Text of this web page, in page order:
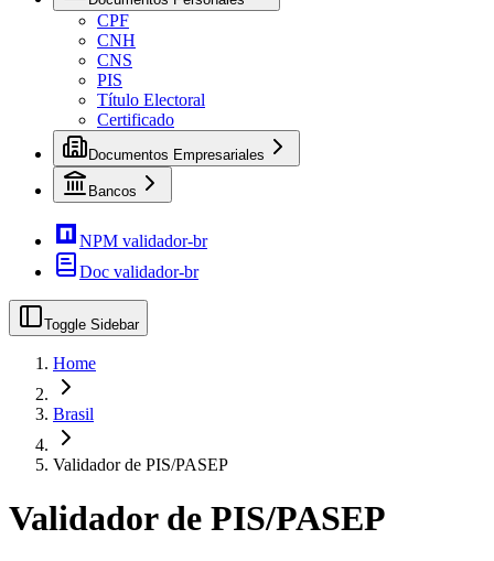
CPF
CNH
CNS
PIS
Título Electoral
Certificado
Documentos Empresariales
Bancos
NPM validador-br
Doc validador-br
Toggle Sidebar
Home
Brasil
Validador de PIS/PASEP
Validador de PIS/PASEP